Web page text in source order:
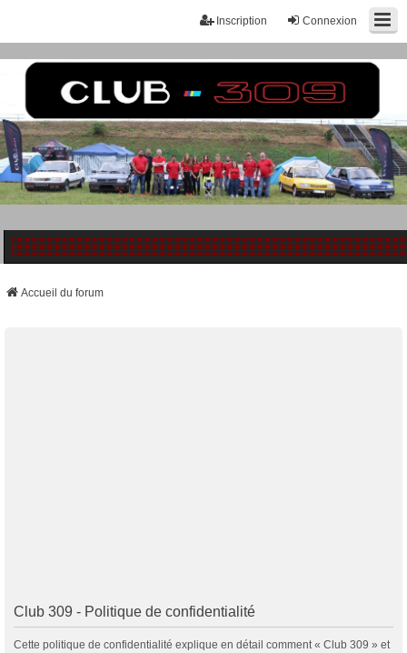
Connexion
Inscription
Accueil du forum
Club 309 - Politique de confidentialité
Cette politique de confidentialité explique en détail comment « Club 309 » et